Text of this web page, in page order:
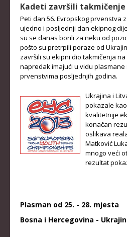
MUŠKA JUNIORSKA
ŽENSKA JUNIORSKA
MUŠKA KADETSKA
ŽENSKA KADETSKA
RANG
SENIORI
SENIORKE
JUNIORI
JUNIORKE
MLAĐI
MLAĐE
Kadeti završili takmičenje
Peti dan 56. Evropskog prvenstva
ujedno i posljednji dan ekipnog
su se danas borili za neku od
pošto su pretrpili poraze od
završili su ekipni dio takmičenja na
napredak imajući u vidu plasmane
prvenstvima posljednjih godina.
Ukrajina i
pokazale
kvalitetnije
konačan
oslikava
Matković
mnogo veći
rezultat
Plasman od 25. - 28. mjesta
Bosna i Hercegovina -